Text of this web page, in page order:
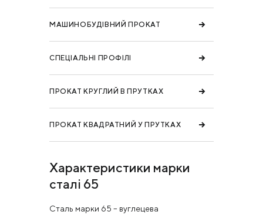
МАШИНОБУДІВНИЙ ПРОКАТ
СПЕЦІАЛЬНІ ПРОФІЛІ
ПРОКАТ КРУГЛИЙ В ПРУТКАХ
ПРОКАТ КВАДРАТНИЙ У ПРУТКАХ
Характеристики марки
сталі 65
Сталь марки 65 – вуглецева